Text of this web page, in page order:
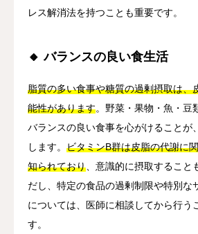
レス解消法を持つことも重要です。
🔸 バランスの良い食生活
脂質の多い食事や糖質の過剰摂取は、
能性があります。野菜・果物・魚・豆
バランスの良い食事を心がけることが
します。 ビタミンB群は皮脂の代謝に
知られており、意識的に摂取すること
だし、特定の食品の過剰制限や特別な
については、医師に相談してから行う
す。